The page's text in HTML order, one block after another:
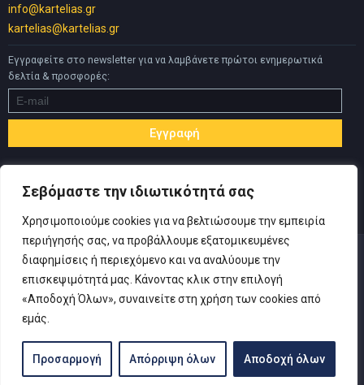
Σεβόμαστε την ιδιωτικότητά σας
Χρησιμοποιούμε cookies για να βελτιώσουμε την εμπειρία
περιήγησής σας, να προβάλλουμε εξατομικευμένες
διαφημίσεις ή περιεχόμενο και να αναλύουμε την
επισκεψιμότητά μας. Κάνοντας κλικ στην επιλογή
«Αποδοχή Όλων», συναινείτε στη χρήση των cookies από
εμάς.
Προσαρμογή Απόρριψη όλων Αποδοχή όλων
info@kartelias.gr
kartelias@kartelias.gr
Εγγραφείτε στο newsletter για να λαμβάνετε πρώτοι ενημερωτικά
δελτία & προσφορές:
© Copyright 2019 Καρτελιάς ΙΚΕ | Designed and developed by
Υπαναχώρησης